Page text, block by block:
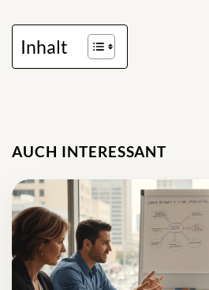
Inhalt
AUCH INTERESSANT